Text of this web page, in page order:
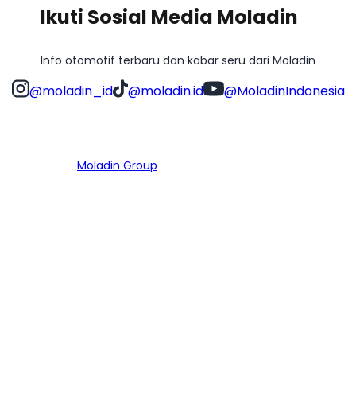
Ikuti Sosial Media Moladin
Info otomotif terbaru dan kabar seru dari Moladin
@moladin_id @moladin.id @MoladinIndonesia
Moladin Group